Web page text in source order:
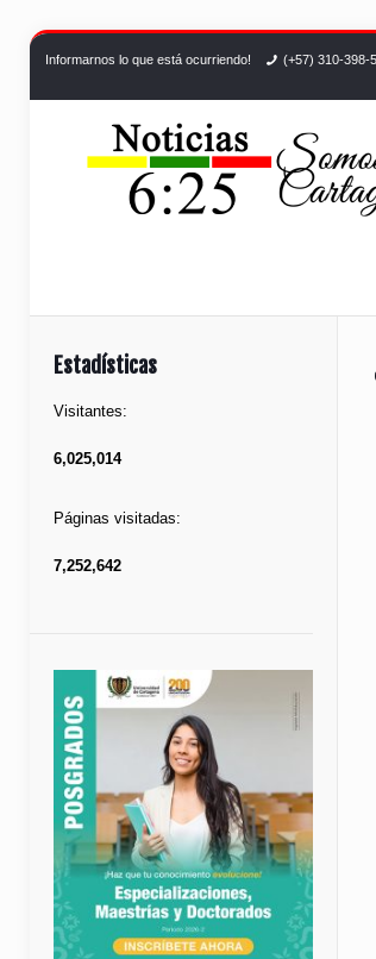
Informarnos lo que está ocurriendo! (+57) 310-398-
Estadísticas
Visitantes:
6,025,014
Páginas visitadas:
7,252,642